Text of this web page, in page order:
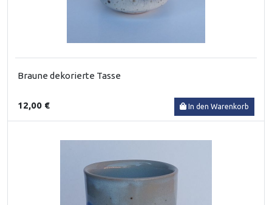
Braune dekorierte Tasse
12,00 € In den Warenkorb